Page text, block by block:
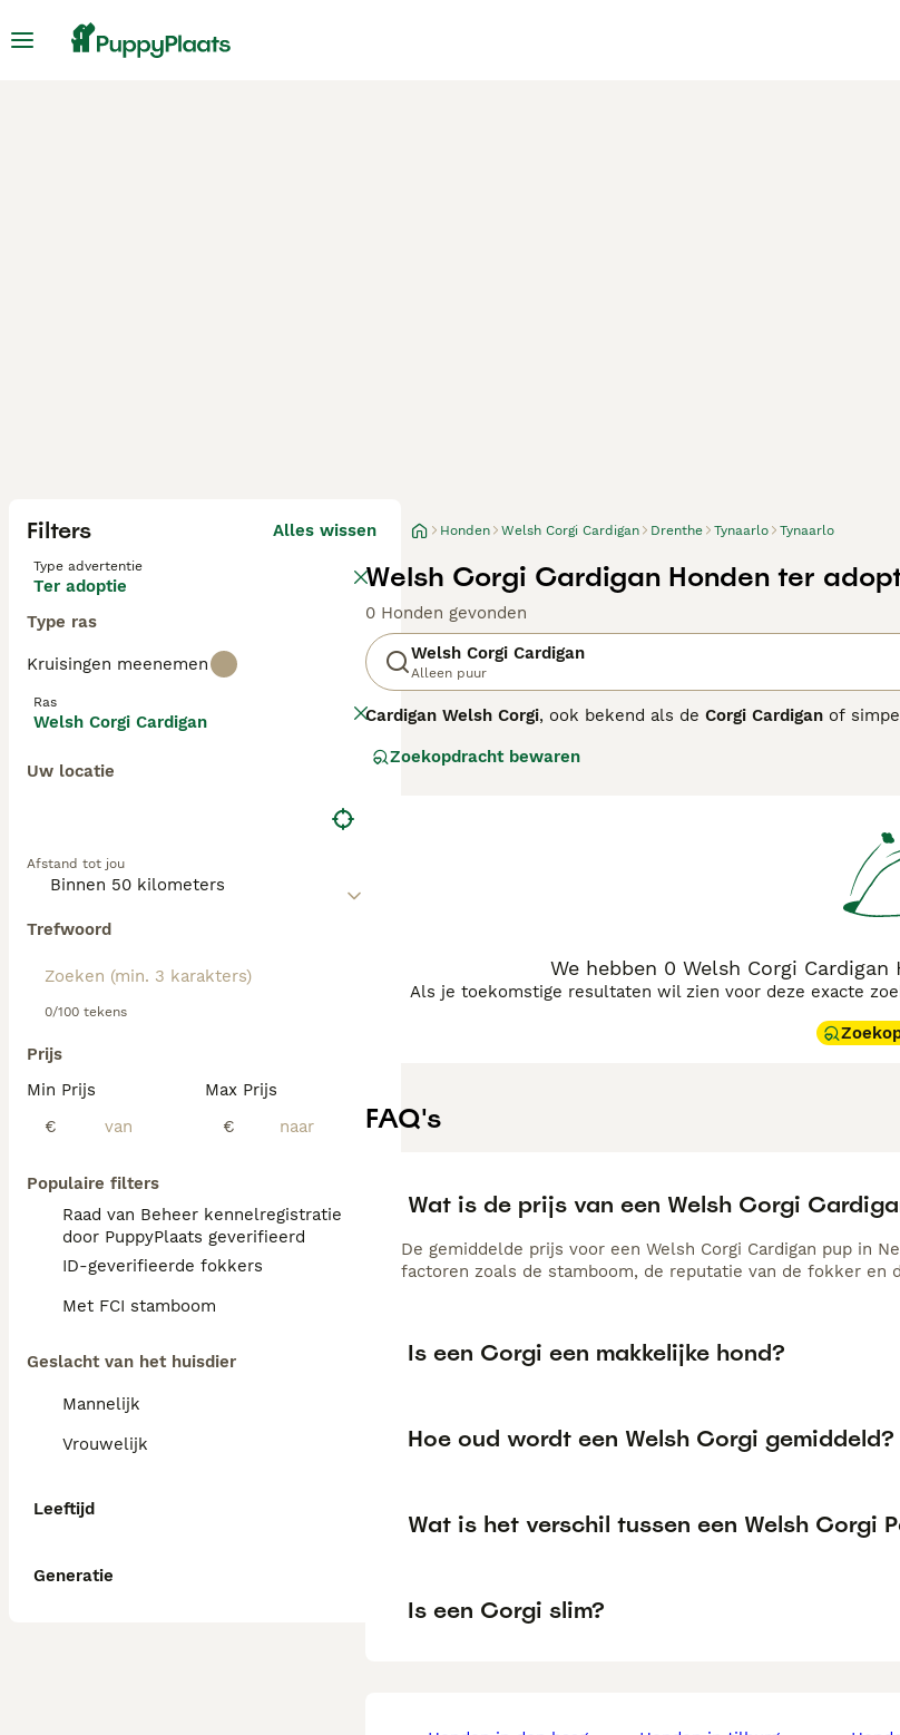
Filters Alles wissen
Type advertentie
Ter adoptie
Type ras
Kruisingen meenemen
Ras
Welsh Corgi Cardigan
Uw locatie
Afstand tot jou
Trefwoord
0/100 tekens
Prijs
Min Prijs
€
Max Prijs
€
Populaire filters
Raad van Beheer kennelregistratie
door PuppyPlaats geverifieerd
ID-geverifieerde fokkers
Met FCI stamboom
Geslacht van het huisdier
Mannelijk
Vrouwelijk
Leeftijd
Generatie
Honden Welsh Corgi Cardigan Drenthe Tynaarlo Tynaarlo
Welsh Corgi Cardigan Honden ter
0 Honden gevonden
Welsh Corgi Cardigan
Alleen puur
Cardigan Welsh Corgi, ook bekend als de Corgi Cardigan of
boerderijen te bewaken, met kenmerken als een lange,
tegenover vreemden, waardoor ze uitstekende waakhonden
mentale stimulatie nodig, wat hen geschikt maakt voor actieve
van hun lange rug zijn ze gevoelig voor rugproblemen, wat
zal met dit ras
Zoekopdracht bewaren
We hebben 0 Welsh Corgi
Als je toekomstige resultaten wil zien voor deze exacte
FAQ's
Wat is de prijs van een Welsh Corgi
De gemiddelde prijs voor een Welsh Corgi Cardigan pup in
factoren zoals de stamboom, de reputatie van de fokker en
Is een Corgi een makkelijke hond?
Hoe oud wordt een Welsh Corgi gemiddeld?
Wat is het verschil tussen een Welsh Corgi
Is een Corgi slim?